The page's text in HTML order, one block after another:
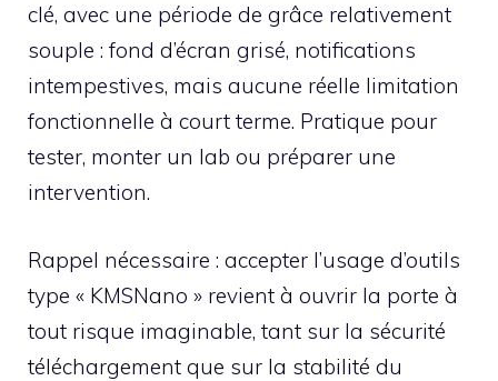
clé, avec une période de grâce relativement
souple : fond d’écran grisé, notifications
intempestives, mais aucune réelle limitation
fonctionnelle à court terme. Pratique pour
tester, monter un lab ou préparer une
intervention.
Rappel nécessaire : accepter l’usage d’outils
type « KMSNano » revient à ouvrir la porte à
tout risque imaginable, tant sur la sécurité
téléchargement que sur la stabilité du